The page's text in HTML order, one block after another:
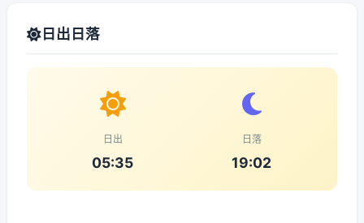
日出日落
日出
05:35
日落
19:02